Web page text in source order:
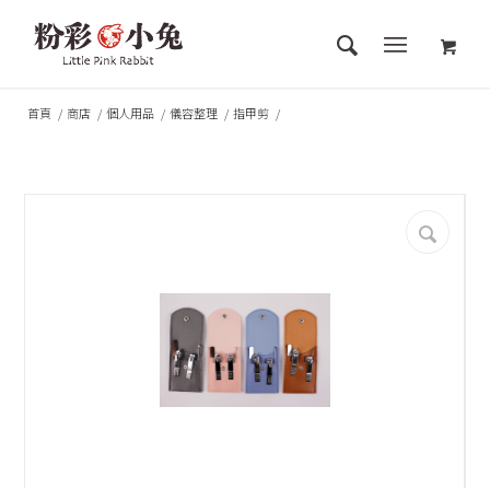
首頁 / 商店 / 個人用品 / 儀容整理 / 指甲剪 /